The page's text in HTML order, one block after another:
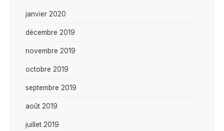
janvier 2020
décembre 2019
novembre 2019
octobre 2019
septembre 2019
août 2019
juillet 2019